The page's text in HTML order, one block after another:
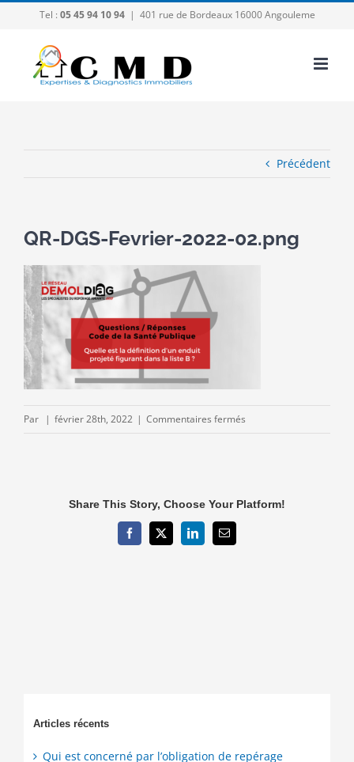
contenu
Tel : 05 45 94 10 94 | 401 rue de Bordeaux 16000 Angouleme
Précédent
QR-DGS-Fevrier-2022-02.png
Par | février 28th, 2022 | Commentaires fermés
Share This Story, Choose Your Platform!
Facebook
X LinkedInEmail
Articles récents
Qui est concerné par l’obligation de repérage